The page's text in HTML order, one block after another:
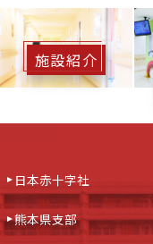
施設紹介
日本赤十字社
熊本県支部